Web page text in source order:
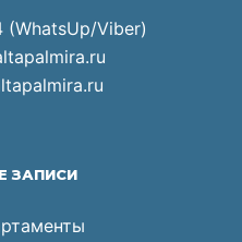
(WhatsUp/Viber)
ЗАПИСИ